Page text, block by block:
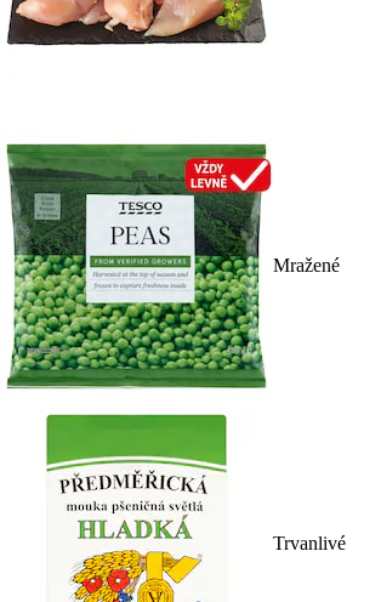
Mražené
Trvanlivé